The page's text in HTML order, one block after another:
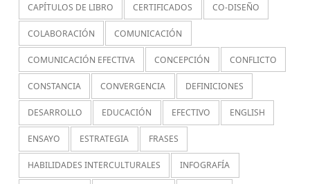
CAPÍTULOS DE LIBRO CERTIFICADOS CO-DISEÑO
COLABORACIÓN COMUNICACIÓN
COMUNICACIÓN EFECTIVA CONCEPCIÓN CONFLICTO
CONSTANCIA CONVERGENCIA DEFINICIONES
DESARROLLO EDUCACIÓN EFECTIVO ENGLISH
ENSAYO ESTRATEGIA FRASES
HABILIDADES INTERCULTURALES INFOGRAFÍA